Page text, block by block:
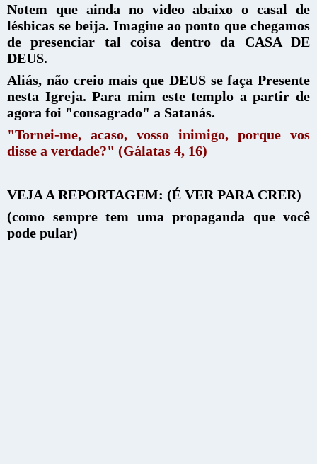
Notem que ainda no video abaixo o casal de
lésbicas se beija. Imagine ao ponto que chegamos
de presenciar tal coisa dentro da CASA DE
DEUS.
Aliás, não creio mais que DEUS se faça Presente
nesta Igreja. Para mim este templo a partir de
agora foi "consagrado" a Satanás.
"Tornei-me, acaso, vosso inimigo, porque vos
disse a verdade?" (Gálatas 4, 16)
VEJA A REPORTAGEM: (É VER PARA CRER)
(como sempre tem uma propaganda que você
pode pular)